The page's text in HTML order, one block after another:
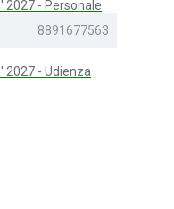
2027 - Personale
2027 - Studio
2027 - Udienza
8891677563
civile